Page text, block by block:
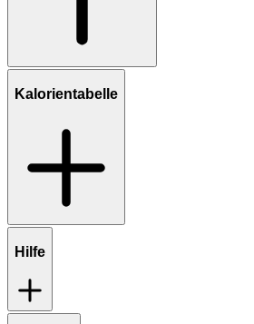
Kalorientabelle
Hilfe